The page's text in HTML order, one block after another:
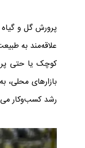
پرورش گل و
علاقه‌مند به
کوچک یا حتی
بازارهای
رشد کسب‌وکار